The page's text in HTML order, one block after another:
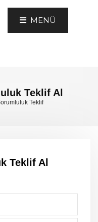
MENÜ
Teklif Al
Teklif
Teklif Al